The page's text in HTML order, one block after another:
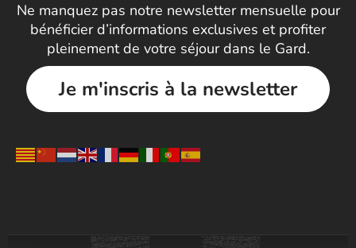
Ne manquez pas notre newsletter mensuelle pour
bénéficier d’informations exclusives et profiter
pleinement de votre séjour dans le Gard.
Je m'inscris à la newsletter